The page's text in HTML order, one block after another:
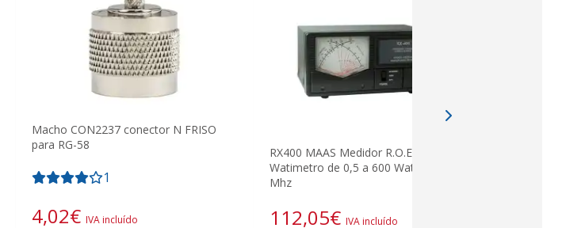
Macho CON2237 conector N FRISO
para RG-58
1
4,02€ IVA incluído
RX400 MAAS Medidor R.O.E. /
Watimetro de 0,5 a 600 Wats. 140-525
Mhz
112,05€ IVA incluído